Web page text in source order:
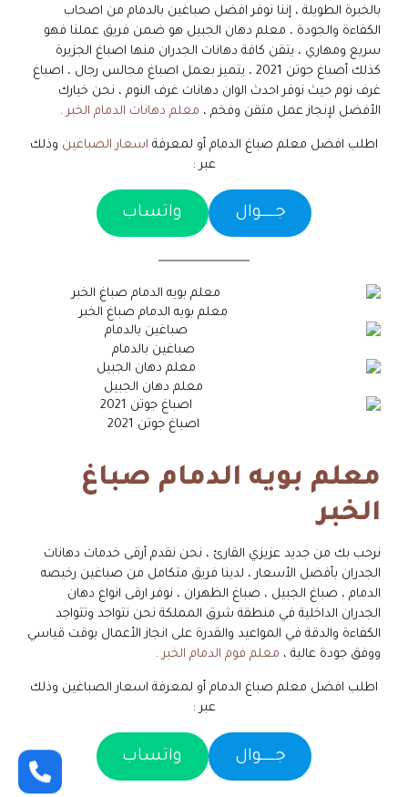
بالخبرة الطويلة ، إننا نوفر افضل صباغين بالدمام من اصحاب
الكفاءة والجودة ، معلم دهان الجبيل هو ضمن فريق عملنا فهو
سريع ومهاري ، يتقن كافة دهانات الجدران منها اصباغ الجزيرة
كذلك أصباغ جوتن 2021 ، يتميز بعمل اصباغ مجالس رجال ، اصباغ
غرف نوم حيث نوفر احدث الوان دهانات غرف النوم ، نحن خيارك
الأفضل لإنجاز عمل متقن وفخم ، معلم دهانات الدمام الخبر .
اطلب افضل معلم صباغ الدمام أو لمعرفة اسعار الصباغين وذلك
عبر :
جـــــوال واتساب
معلم بويه الدمام صباغ الخبر
صباغين بالدمام
معلم دهان الجبيل
اصباغ جوتن 2021
معلم بويه الدمام صباغ
الخبر
نرحب بك من جديد عزيزي القارئ ، نحن نقدم أرقى خدمات دهانات
الجدران بأفضل الأسعار ، لدينا فريق متكامل من صباغين رخيصه
الدمام ، صباغ الجبيل ، صباغ الظهران ، نوفر ارقى انواع دهان
الجدران الداخلية في منطقة شرق المملكة نحن نتواجد وتتواجد
الكفاءة والدقة في المواعيد والقدرة على انجاز الأعمال بوقت قياسي
ووفق جودة عالية ، معلم فوم الدمام الخبر.
اطلب افضل معلم صباغ الدمام أو لمعرفة اسعار الصباغين وذلك
عبر :
جـــــوال واتساب